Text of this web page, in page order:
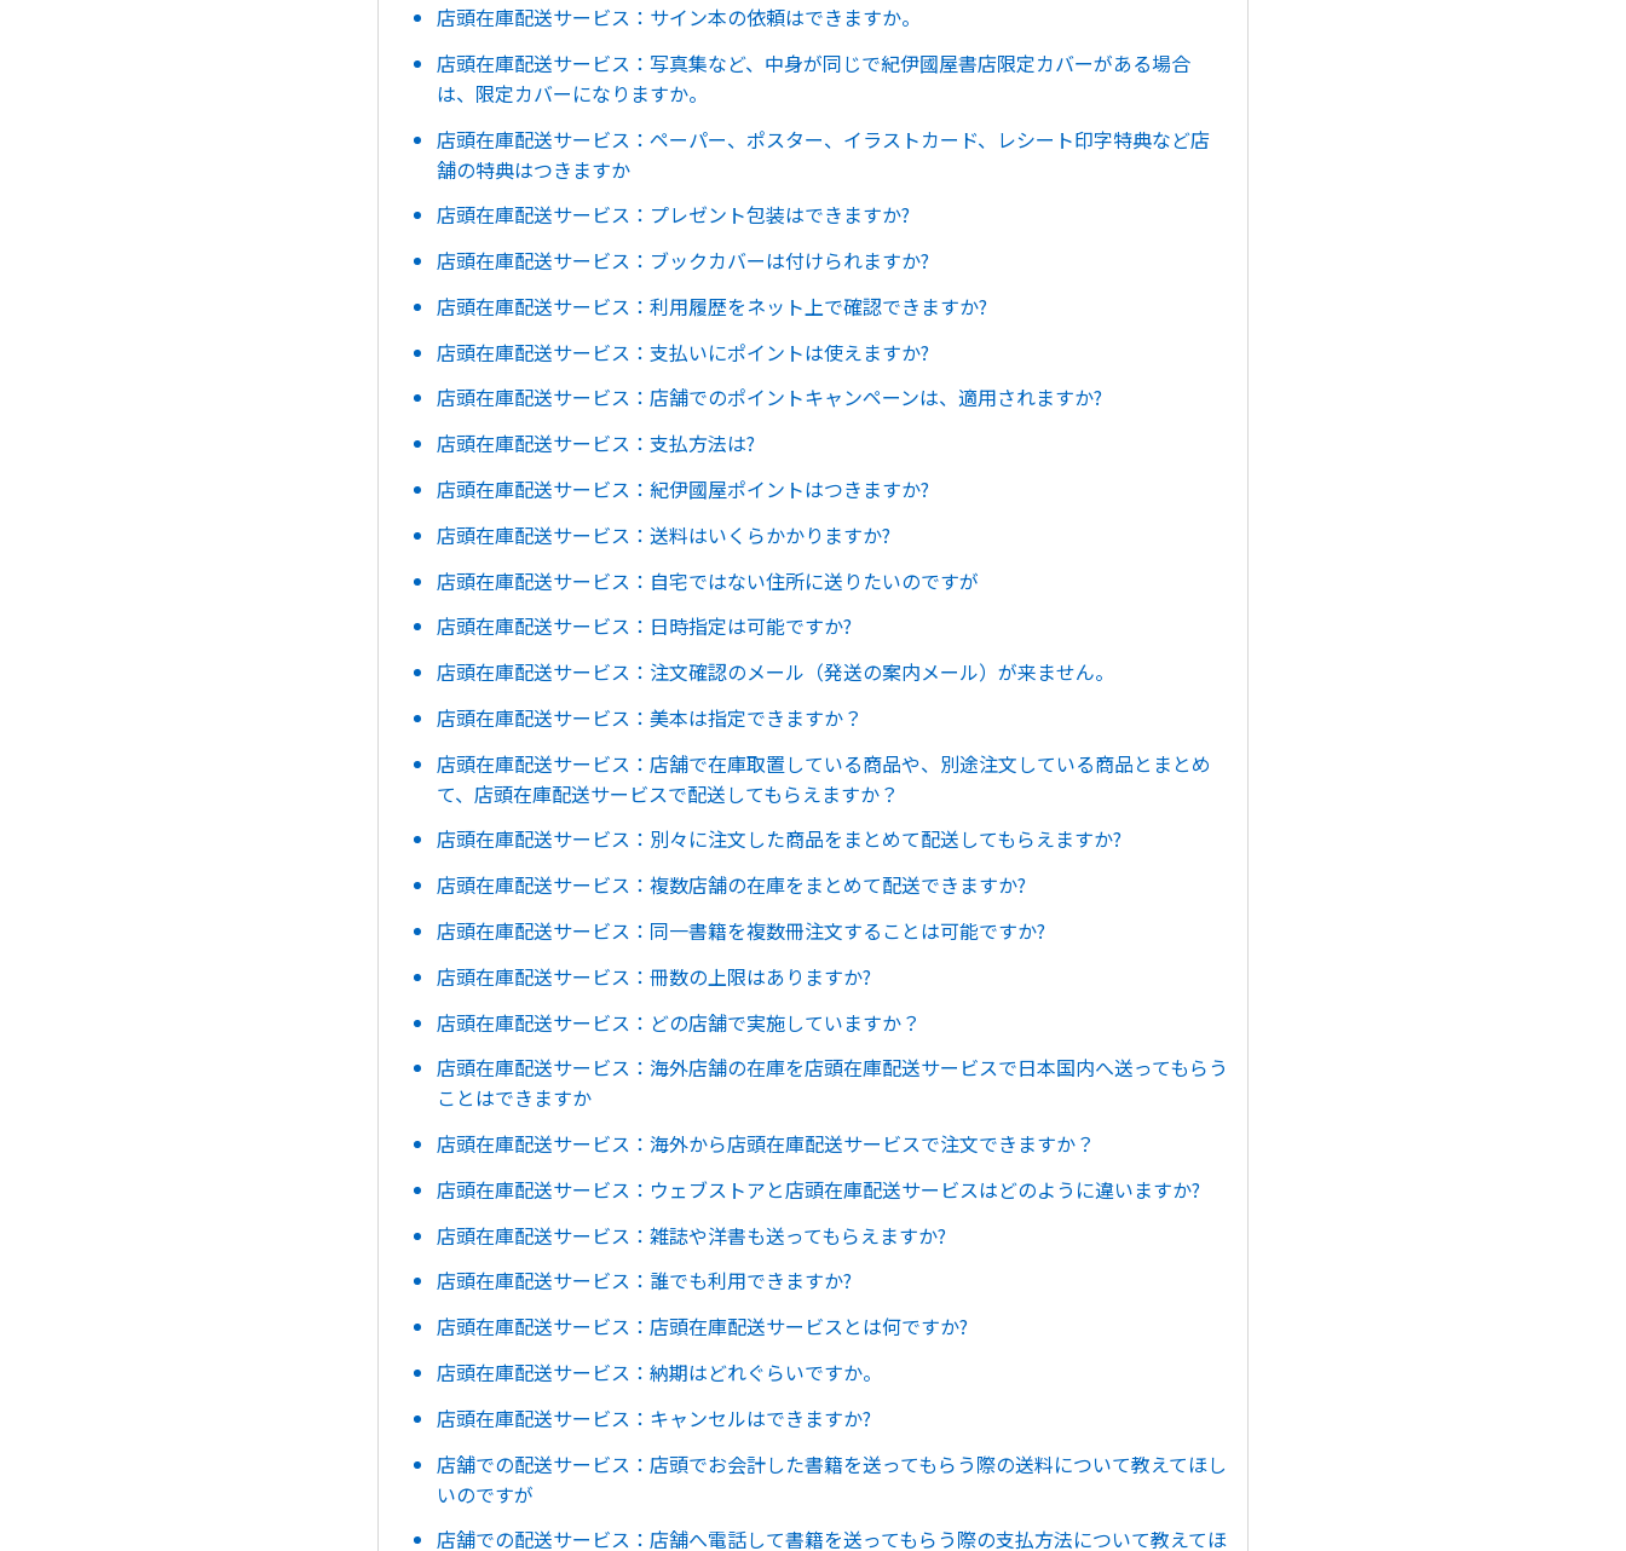
店頭在庫配送サービス：サイン本の依頼はできますか。
店頭在庫配送サービス：写真集など、中身が同じで紀伊國屋書店限定カバーがある場合
は、限定カバーになりますか。
店頭在庫配送サービス：ペーパー、ポスター、イラストカード、レシート印字特典など店
舗の特典はつきますか
店頭在庫配送サービス：プレゼント包装はできますか?
店頭在庫配送サービス：ブックカバーは付けられますか?
店頭在庫配送サービス：利用履歴をネット上で確認できますか?
店頭在庫配送サービス：支払いにポイントは使えますか?
店頭在庫配送サービス：店舗でのポイントキャンペーンは、適用されますか?
店頭在庫配送サービス：支払方法は?
店頭在庫配送サービス：紀伊國屋ポイントはつきますか?
店頭在庫配送サービス：送料はいくらかかりますか?
店頭在庫配送サービス：自宅ではない住所に送りたいのですが
店頭在庫配送サービス：日時指定は可能ですか?
店頭在庫配送サービス：注文確認のメール（発送の案内メール）が来ません。
店頭在庫配送サービス：美本は指定できますか？
店頭在庫配送サービス：店舗で在庫取置している商品や、別途注文している商品とまとめ
て、店頭在庫配送サービスで配送してもらえますか？
店頭在庫配送サービス：別々に注文した商品をまとめて配送してもらえますか?
店頭在庫配送サービス：複数店舗の在庫をまとめて配送できますか?
店頭在庫配送サービス：同一書籍を複数冊注文することは可能ですか?
店頭在庫配送サービス：冊数の上限はありますか?
店頭在庫配送サービス：どの店舗で実施していますか？
店頭在庫配送サービス：海外店舗の在庫を店頭在庫配送サービスで日本国内へ送ってもらう
ことはできますか
店頭在庫配送サービス：海外から店頭在庫配送サービスで注文できますか？
店頭在庫配送サービス：ウェブストアと店頭在庫配送サービスはどのように違いますか?
店頭在庫配送サービス：雑誌や洋書も送ってもらえますか?
店頭在庫配送サービス：誰でも利用できますか?
店頭在庫配送サービス：店頭在庫配送サービスとは何ですか?
店頭在庫配送サービス：納期はどれぐらいですか。
店頭在庫配送サービス：キャンセルはできますか?
店舗での配送サービス：店頭でお会計した書籍を送ってもらう際の送料について教えてほし
いのですが
店舗での配送サービス：店舗へ電話して書籍を送ってもらう際の支払方法について教えてほ